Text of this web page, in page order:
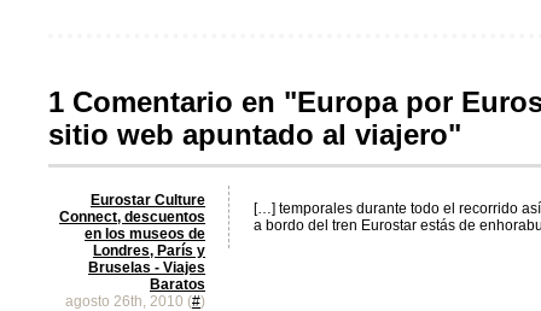
1 Comentario en "Europa por
sitio web apuntado al viajero"
Eurostar Culture
Connect, descuentos
en los museos de
Londres, París y
Bruselas - Viajes
Baratos
agosto 26th, 2010 (#)
[…] temporales durante todo el recorrido
a bordo del tren Eurostar estás de